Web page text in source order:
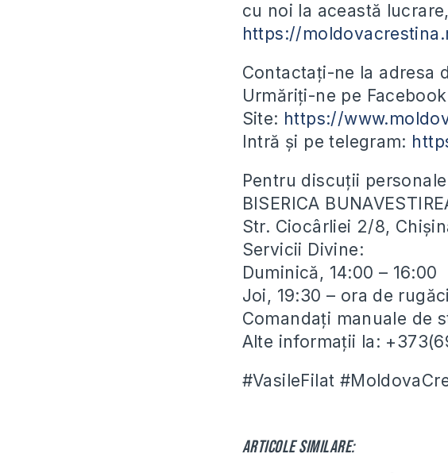
cu noi la această
https://
Contactați-ne la adresa
Urmăriți-ne pe
Site: https://
Intră și pe telegram:
Pentru discuții
BISERICA
Str. Ciocârliei 2/8,
Servicii Divine:
Duminică, 14:00 – 16:00
Joi, 19:30 – ora de
Comandați manuale de
Alte informații la:
#VasileFilat
Articole similare: